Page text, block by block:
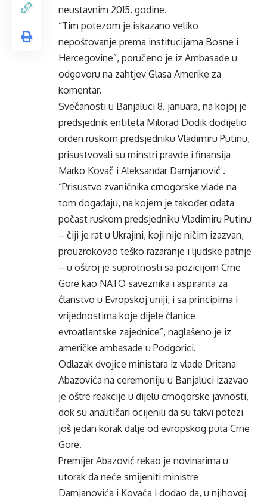
neustavnim 2015. godine.
“Tim potezom je iskazano veliko
nepoštovanje prema institucijama Bosne i
Hercegovine”, poručeno je iz Ambasade u
odgovoru na zahtjev Glasa Amerike za
komentar.
Svečanosti u Banjaluci 8. januara, na kojoj je
predsjednik entiteta Milorad Dodik dodijelio
orden ruskom predsjedniku Vladimiru Putinu,
prisustvovali su minstri pravde i finansija
Marko Kovač i Aleksandar Damjanović .
“Prisustvo zvaničnika crnogorske vlade na
tom događaju, na kojem je također odata
počast ruskom predsjedniku Vladimiru Putinu
– čiji je rat u Ukrajini, koji nije ničim izazvan,
prouzrokovao teško razaranje i ljudske patnje
– u oštroj je suprotnosti sa pozicijom Crne
Gore kao NATO saveznika i aspiranta za
članstvo u Evropskoj uniji, i sa principima i
vrijednostima koje dijele članice
evroatlantske zajednice”, naglašeno je iz
američke ambasade u Podgorici.
Odlazak dvojice ministara iz vlade Dritana
Abazovića na ceremoniju u Banjaluci izazvao
je oštre reakcije u dijelu crnogorske javnosti,
dok su analitičari ocijenili da su takvi potezi
još jedan korak dalje od evropskog puta Crne
Gore.
Premijer Abazović rekao je novinarima u
utorak da neće smijeniti ministre
Damjanovića i Kovača i dodao da, u njihovoj